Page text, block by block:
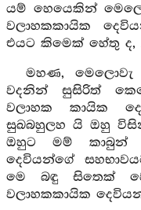
යම් හෙයෙකින්
වලාහකකායික
එයට කිමෙක් හේතු ද,
මහණ,
වදනින් සුසිරිත්
වලාහක කායික
සුඛබහුලහ යි ඔහු
ඔහුට මම් කාබුන්
දෙවියන්ගේ
මෙ බඳු සිතෙක්
වලාහකකායික